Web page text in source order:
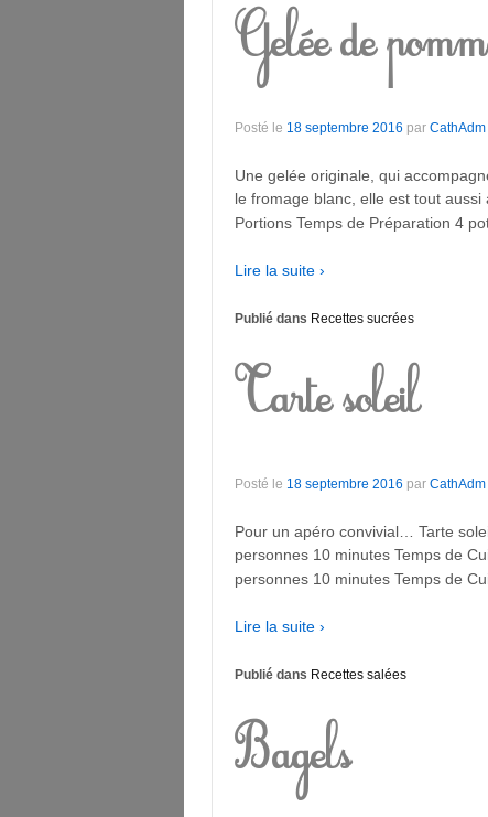
Gelée de
Posté le 18 septembre 2016 par CathAdm
Une gelée originale, qui
le fromage blanc, elle est tout
Portions Temps de Préparation 4
Lire la suite ›
Publié dans Recettes sucrées
Tarte soleil
Posté le 18 septembre 2016 par CathAdm
Pour un apéro convivial… Tarte
personnes 10 minutes Temps de
personnes 10 minutes Temps de
Lire la suite ›
Publié dans Recettes salées
Bagels